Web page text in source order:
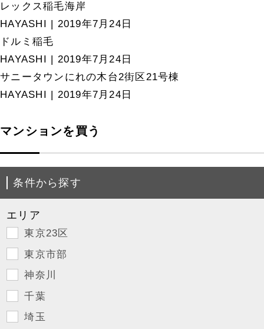
レックス稲毛海岸
HAYASHI
2019年7月24日
ドルミ稲毛
HAYASHI
2019年7月24日
サニータウンにれの木台2街区21号棟
HAYASHI
2019年7月24日
マンションを買う
条件から探す
エリア
東京23区
東京市部
神奈川
千葉
埼玉